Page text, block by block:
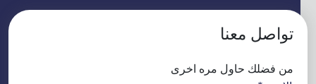
تواصل معنا
من فضلك حاول مره اخرى